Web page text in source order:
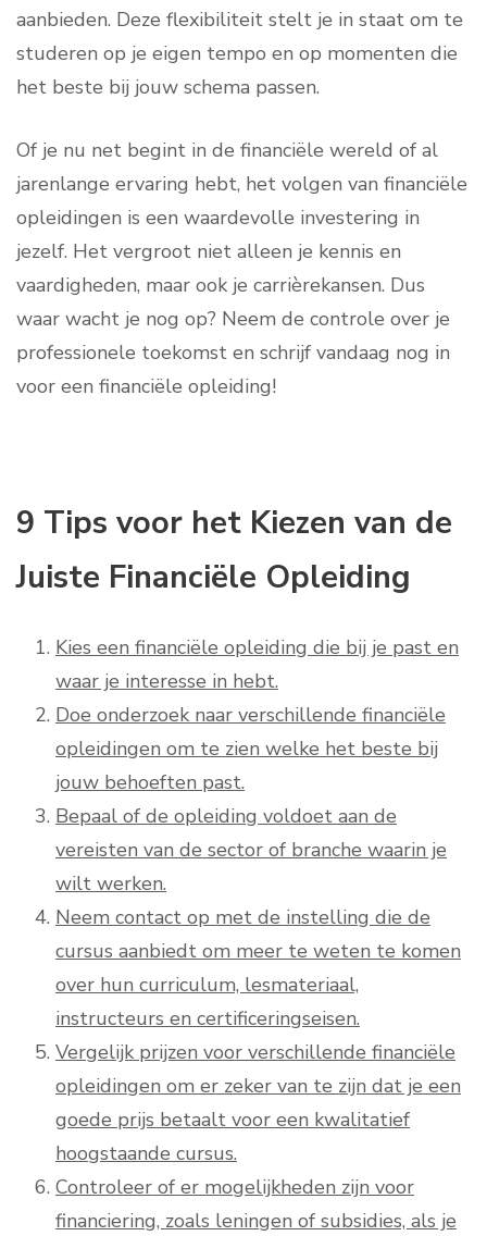
aanbieden. Deze flexibiliteit stelt je in staat om te
studeren op je eigen tempo en op momenten die
het beste bij jouw schema passen.
Of je nu net begint in de financiële wereld of al
jarenlange ervaring hebt, het volgen van financiële
opleidingen is een waardevolle investering in
jezelf. Het vergroot niet alleen je kennis en
vaardigheden, maar ook je carrièrekansen. Dus
waar wacht je nog op? Neem de controle over je
professionele toekomst en schrijf vandaag nog in
voor een financiële opleiding!
9 Tips voor het Kiezen van de
Juiste Financiële Opleiding
Kies een financiële opleiding die bij je past en
waar je interesse in hebt.
Doe onderzoek naar verschillende financiële
opleidingen om te zien welke het beste bij
jouw behoeften past.
Bepaal of de opleiding voldoet aan de
vereisten van de sector of branche waarin je
wilt werken.
Neem contact op met de instelling die de
cursus aanbiedt om meer te weten te komen
over hun curriculum, lesmateriaal,
instructeurs en certificeringseisen.
Vergelijk prijzen voor verschillende financiële
opleidingen om er zeker van te zijn dat je een
goede prijs betaalt voor een kwalitatief
hoogstaande cursus.
Controleer of er mogelijkheden zijn voor
financiering, zoals leningen of subsidies, als je